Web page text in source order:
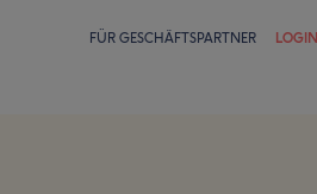
FÜR GESCHÄFTSPARTNER LOGIN